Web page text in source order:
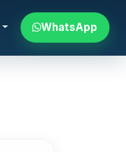
WhatsApp